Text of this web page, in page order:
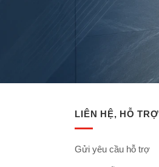
LIÊN HỆ, HỖ TRỢ
Gửi yêu cầu hỗ trợ